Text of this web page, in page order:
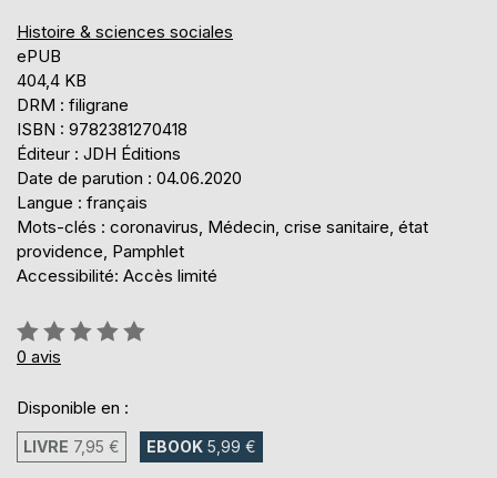
Histoire & sciences sociales
ePUB
404,4 KB
DRM : filigrane
ISBN : 9782381270418
Éditeur : JDH Éditions
Date de parution : 04.06.2020
Langue : français
Mots-clés : coronavirus, Médecin, crise sanitaire, état
providence, Pamphlet
Accessibilité: Accès limité
Évaluation:
0%
0 avis
Disponible en :
LIVRE 7,95 € EBOOK 5,99 €